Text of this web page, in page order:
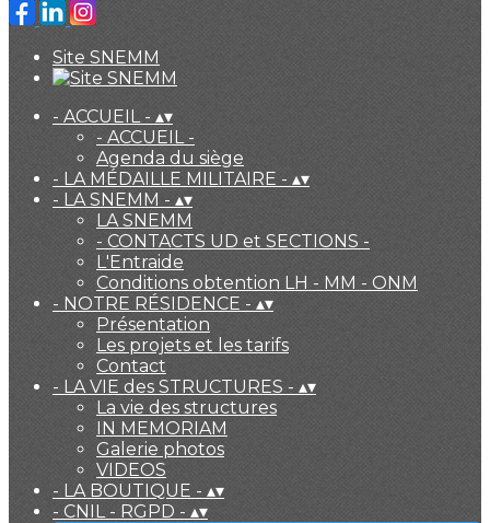
Site SNEMM
- ACCUEIL - ▴▾
- ACCUEIL -
Agenda du siège
- LA MÉDAILLE MILITAIRE - ▴▾
- LA SNEMM - ▴▾
LA SNEMM
- CONTACTS UD et SECTIONS -
L'Entraide
Conditions obtention LH - MM - ONM
- NOTRE RÉSIDENCE - ▴▾
Présentation
Les projets et les tarifs
Contact
- LA VIE des STRUCTURES - ▴▾
La vie des structures
IN MEMORIAM
Galerie photos
VIDEOS
- LA BOUTIQUE - ▴▾
- CNIL - RGPD - ▴▾